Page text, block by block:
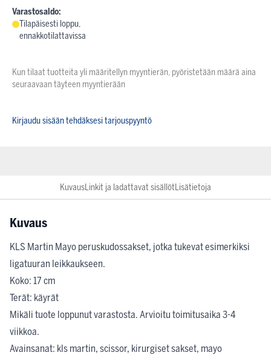
Varastosaldo:
Tilapäisesti loppu,
ennakkotilattavissa
Kun tilaat tuotteita yli määritellyn myyntierän, pyöristetään määrä aina
seuraavaan täyteen myyntierään
Kirjaudu sisään tehdäksesi tarjouspyyntö
KuvausLinkit ja ladattavat sisällötLisätietoja
Kuvaus
KLS Martin Mayo peruskudossakset, jotka tukevat esimerkiksi
ligatuuran leikkaukseen.
Koko: 17 cm
Terät: käyrät
Mikäli tuote loppunut varastosta. Arvioitu toimitusaika 3-4
viikkoa.
Avainsanat: kls martin, scissor, kirurgiset sakset, mayo